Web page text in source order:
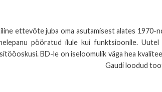
ettevõte juba oma asutamisest alates 1970-
pööratud ilule kui funktsioonile.
BD-le on iseloomulik väga hea
Gaudí loodud